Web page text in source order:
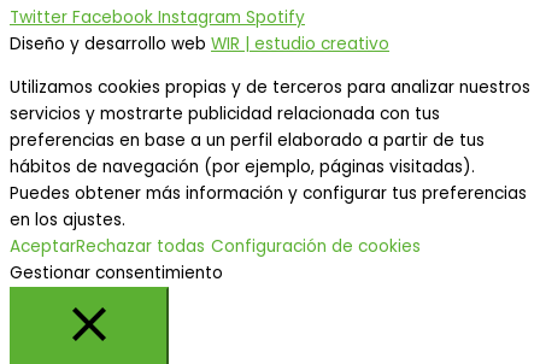
Twitter Facebook Instagram Spotify
Diseño y desarrollo web WIR | estudio creativo
Utilizamos cookies propias y de terceros para analizar nuestros
servicios y mostrarte publicidad relacionada con tus
preferencias en base a un perfil elaborado a partir de tus
hábitos de navegación (por ejemplo, páginas visitadas).
Puedes obtener más información y configurar tus preferencias
en los ajustes.
AceptarRechazar todas Configuración de cookies
Gestionar consentimiento